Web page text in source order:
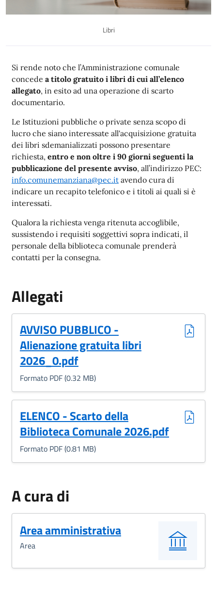
Libri
Descrizione
Si rende noto che l’Amministrazione comunale
concede a titolo gratuito i libri di cui all’elenco
allegato, in esito ad una operazione di scarto
documentario.
Le Istituzioni pubbliche o private senza scopo di
lucro che siano interessate all'acquisizione gratuita
dei libri sdemanializzati possono presentare
richiesta, entro e non oltre i 90 giorni seguenti la
pubblicazione del presente avviso, all’indirizzo PEC:
info.comunemanziana@pec.it avendo cura di
indicare un recapito telefonico e i titoli ai quali si è
interessati.
Qualora la richiesta venga ritenuta accoglibile,
sussistendo i requisiti soggettivi sopra indicati, il
personale della biblioteca comunale prenderà
contatti per la consegna.
Allegati
AVVISO PUBBLICO -
Alienazione gratuita libri
2026_0.pdf
(Formato PDF, 0.32 MB)
Formato PDF (0.32 MB)
ELENCO - Scarto della
Biblioteca Comunale 2026.pdf
(Formato PDF, 0.81 MB)
Formato PDF (0.81 MB)
A cura di
Area amministrativa
Area